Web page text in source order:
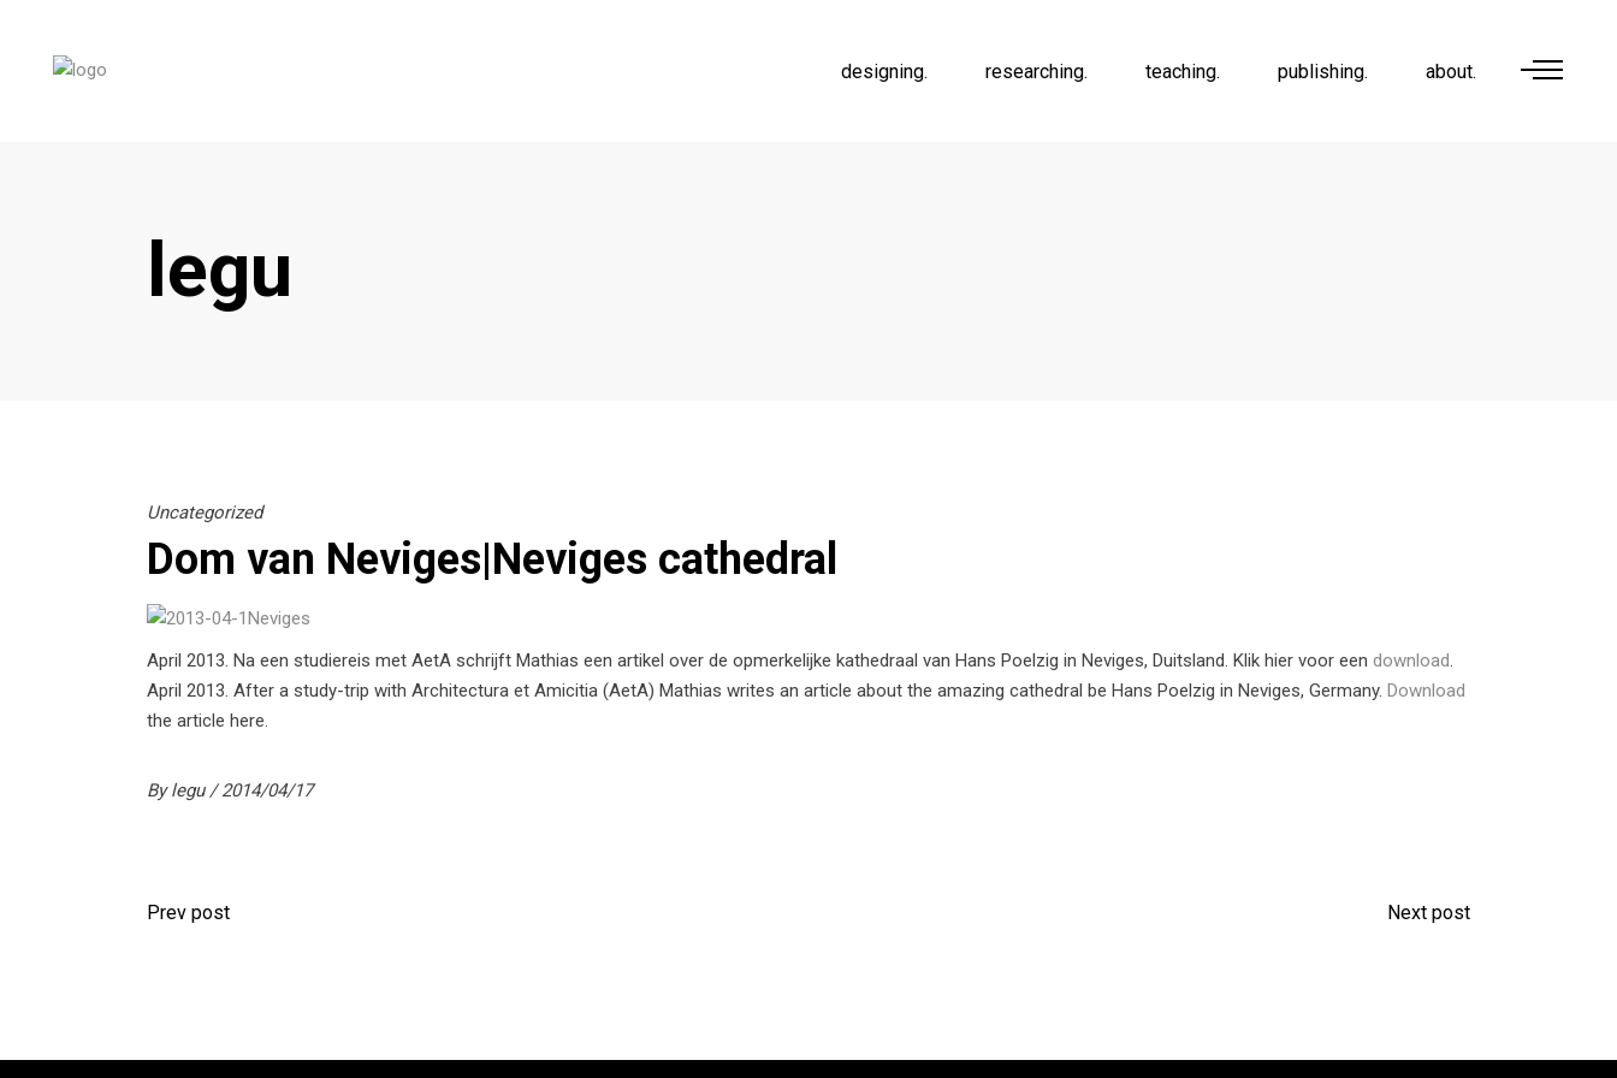
designing. researching. teaching. publishing. about.
legu
Uncategorized
Dom van Neviges|Neviges cathedral
April 2013. Na een studiereis met AetA schrijft Mathias een artikel over de opmerkelijke kathedraal van Hans Poelzig in Neviges, Duitsland. Klik hier voor een download.
April 2013. After a study-trip with Architectura et Amicitia (AetA) Mathias writes an article about the amazing cathedral be Hans Poelzig in Neviges, Germany. Download
the article here.
Bylegu 2014/04/17
Prev post Next post